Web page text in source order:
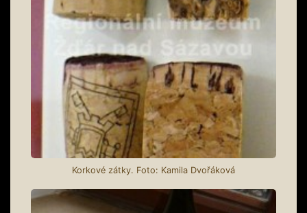
Korkové zátky. Foto: Kamila Dvořáková